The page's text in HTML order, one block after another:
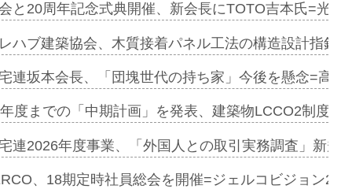
を提案=P…
ンビ…
加=リンナ…
見込む=…
と20周年記念式典開催、新会長にTOTO吉本氏=光
ハブ建築協会、木質接着パネル工法の構造設計指針
連坂本会長、「団塊世代の持ち家」今後を懸念=高
度までの「中期計画」を発表、建築物LCCO2制度
連2026年度事業、「外国人との取引実務調査」新規
、18期定時社員総会を開催=ジェルコビジョン